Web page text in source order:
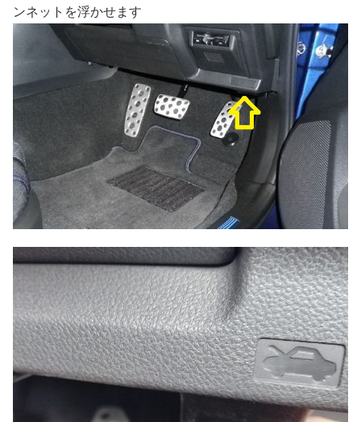
ンネットを浮かせます